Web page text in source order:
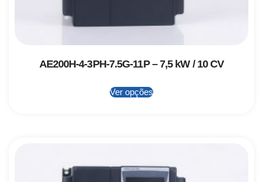
AE200H-4-3PH-7.5G-11P – 7,5 kW / 10 CV
Ver opções